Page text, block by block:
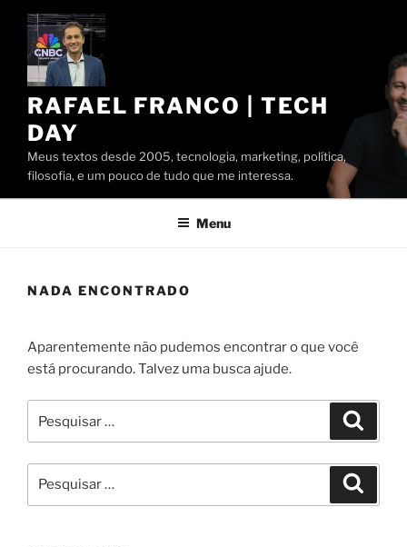
Pular
conteúdo
RAFAEL FRANCO | TECH
DAY
Meus textos desde 2005, tecnologia, marketing, política,
filosofia, e um pouco de tudo que me interessa.
Menu
NADA ENCONTRADO
Aparentemente não pudemos encontrar o que você
está procurando. Talvez uma busca ajude.
por:
por: